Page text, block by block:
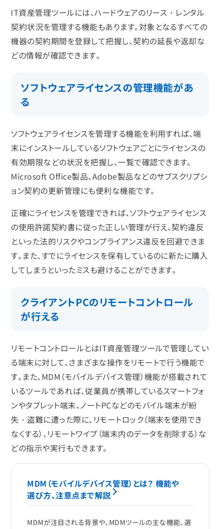
IT資産管理ツールには、ハードウェアのリース・レンタル
契約状況を管理する機能もあります。対象となるすべての
機器の契約期間を登録して把握し、契約の延長や返却な
どの情報が確認できます。
ソフトウェアライセンスの管理機能があ
る
ソフトウェアライセンスを管理する機能を利用すれば、端
末にインストールしているソフトウェアごとにライセンスの
有効期限などの状況を把握し、一覧で確認できます。
Microsoft Office製品、Adobe製品などのサブスクリプシ
ョン契約の更新管理にも便利な機能です。
正確にライセンスを管理できれば、ソフトウェアライセンス
の使用許諾契約書に従った正しい管理が行え、契約違反
といった法的リスクやコンプライアンス違反を回避できま
す。また、すでにライセンスを保有しているのに新たに購入
してしまうといったミスも避けることができます。
クライアントPCのリモートコントロール
が行える
リモートコントロールとはIT資産管理ツールで管理してい
る端末に対して、さまざまな操作をリモートで行う機能で
す。また、MDM（モバイルデバイス管理）機能が搭載されて
いるツールであれば、従業員が携帯しているスマートフォ
ンやタブレット端末、ノートPCなどのモバイル端末が紛
失・盗難に遭った際に、リモートロック（端末を使用でき
なくする）、リモートワイプ（端末内のデータを削除する）な
どの指示や実行もできます。
MDM（モバイルデバイス管理）とは？ 機能や
選び方、注意点まで解説
MDMが注目される背景や、MDMツールの主な機能、選